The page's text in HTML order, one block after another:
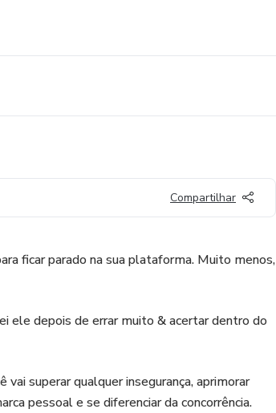
Compartilhar
ficar parado na sua plataforma. Muito menos,
ele depois de errar muito & acertar dentro do
superar qualquer insegurança, aprimorar
pessoal e se diferenciar da concorrência.